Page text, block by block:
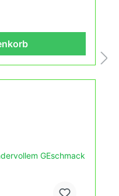
fortlaufend
nach den
auf dem Balkon